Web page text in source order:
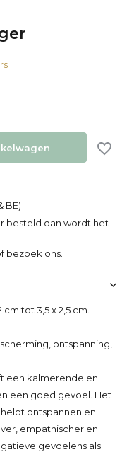
BE)
besteld dan wordt het
bezoek ons.
tot 3,5 x 2,5 cm.
ontspanning,
een kalmerende en
een goed gevoel. Het
ontspannen en
empathischer en
gevoelens als